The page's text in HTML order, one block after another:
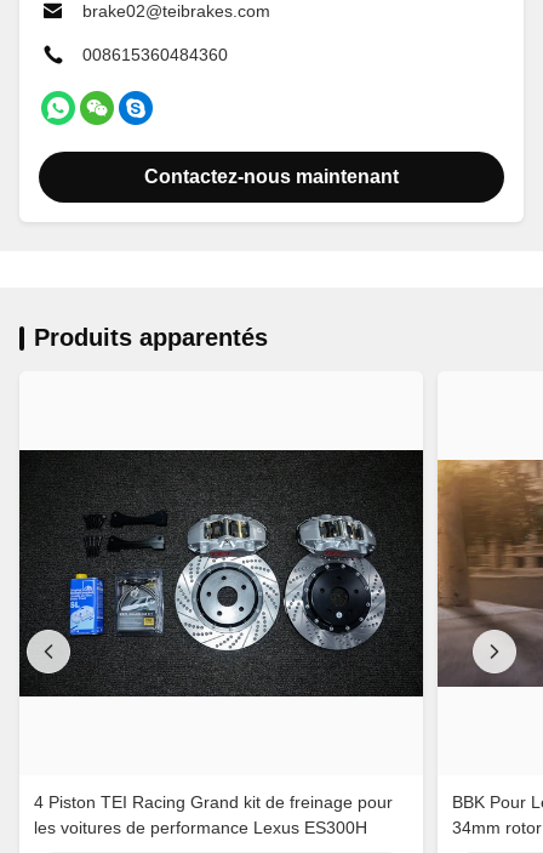
brake02@teibrakes.com
008615360484360
Contactez-nous maintenant
Produits apparentés
4 Piston TEI Racing Grand kit de freinage pour
les voitures de performance Lexus ES300H
BBK Pour
34mm